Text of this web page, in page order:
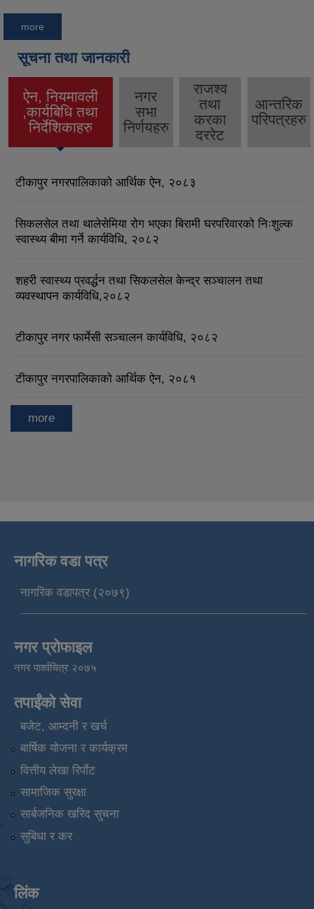
more
सूचना तथा जानकारी
ऐन, नियमावली
,कार्यबिधि तथा
निर्देशिकाहरु
(active tab)
नगर
सभा
निर्णयहरु
राजश्व
तथा
करका
दररेट
आन्तरिक
परिपत्रहरु
टीकापुर नगरपालिकाको आर्थिक ऐन, २०८३
सिकलसेल तथा थालेसेमिया रोग भएका बिरामी घरपरिवारको निःशुल्क
स्वास्थ्य बीमा गर्ने कार्यविधि, २०८२
शहरी स्वास्थ्य प्रवर्द्धन तथा सिकलसेल केन्द्र सञ्चालन तथा
व्यवस्थापन कार्यविधि,२०८२
टीकापुर नगर फार्मेसी सञ्चालन कार्यविधि, २०८२
टीकापुर नगरपालिकाको आर्थिक ऐन, २०८१
more
नागरिक वडा पत्र
नागरिक वडापत्र (२०७९)
नगर प्रोफाइल
नगर पार्श्वचित्र २०७५
तपाईंको सेवा
बजेट, आम्दनी र खर्च
बार्षिक योजना र कार्यक्रम
वित्तीय लेखा रिर्पाेट
सामाजिक सुरक्षा
सार्बजनिक खरिद सुचना
सुबिधा र कर
लिंक